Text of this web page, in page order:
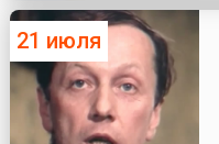
21 июля